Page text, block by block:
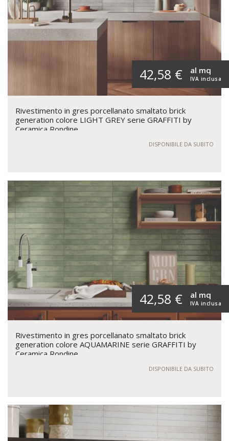
42,58 € IVA inclusa
al mq
Rivestimento in gres porcellanato smaltato brick
generation colore LIGHT GREY serie GRAFFITI by
Ceramica Rondine
DISPONIBILE DA SUBITO
42,58 € IVA inclusa
al mq
Rivestimento in gres porcellanato smaltato brick
generation colore AQUAMARINE serie GRAFFITI by
Ceramica Rondine
DISPONIBILE DA SUBITO